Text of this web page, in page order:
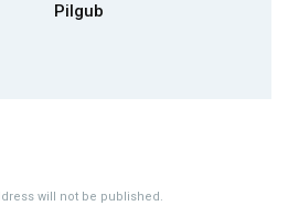
Pilgub
will not be published.